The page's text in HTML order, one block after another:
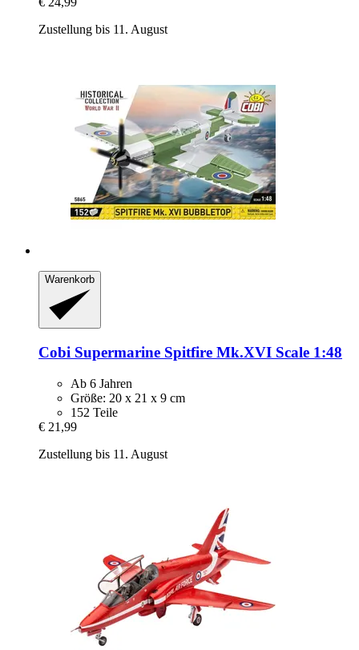
Zustellung bis 11. August
Warenkorb
Cobi Supermarine Spitfire Mk.XVI Scale 1:48
Ab 6 Jahren
Größe: 20 x 21 x 9 cm
152 Teile
€ 21,99
Zustellung bis 11. August